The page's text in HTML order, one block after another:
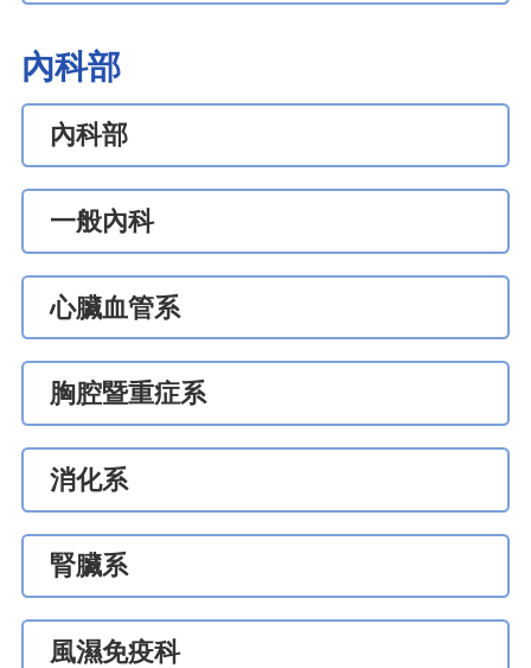
內科部
內科部
一般內科
心臟血管系
胸腔暨重症系
消化系
腎臟系
風濕免疫科